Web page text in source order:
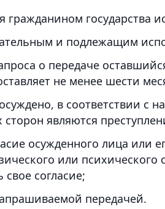
гражданином государства
и подлежащим
о передаче
не менее шести
в соответствии с
являются
осужденного лица или
или
согласие;
передачей.